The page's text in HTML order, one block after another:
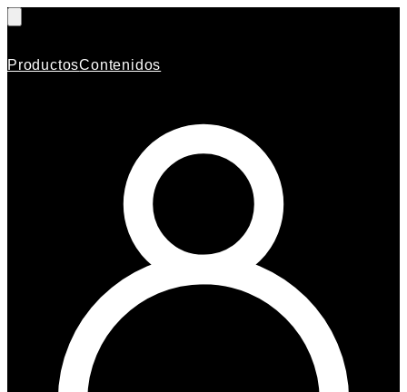
ProductosContenidos